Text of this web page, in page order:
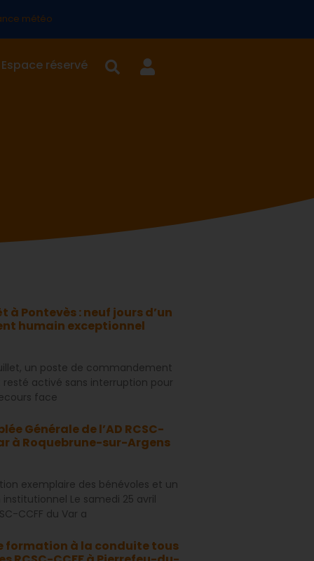
météo
Espace réservé
à Pontevès : neuf jours d’un
humain exceptionnel
un poste de commandement
activé sans interruption pour
face
Générale de l’AD RCSC-
à Roquebrune-sur-Argens
exemplaire des bénévoles et un
Le samedi 25 avril
CCFF du Var a
formation à la conduite tous